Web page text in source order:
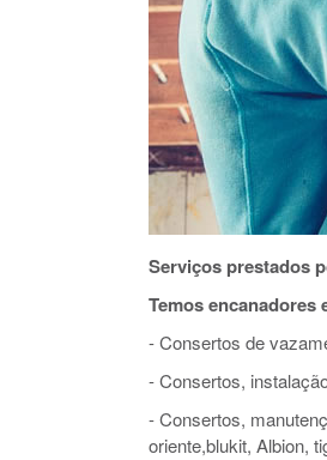
Serviços prestados
Temos encanadores
- Consertos de
- Consertos,
- Consertos,
oriente,blukit, Albion,